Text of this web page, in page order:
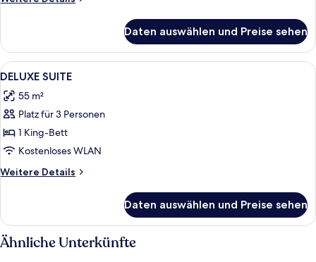
Daten auswählen und Preise sehen
Alle
Fotos
für
DELUXE
SUITE
anzeigen
Zimmersafe, Schreibtisch,
6
DELUXE SUITE
55 m²
Platz für 3 Personen
1 King-Bett
Kostenloses WLAN
Weitere Details
Weitere
SUITE
Daten auswählen und Preise sehen
Ähnliche Unterkünfte